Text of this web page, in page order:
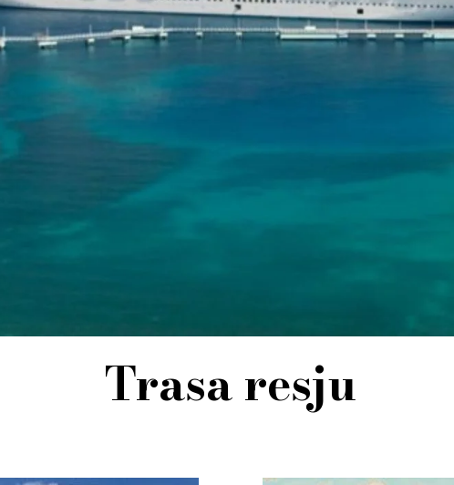
Trasa resju